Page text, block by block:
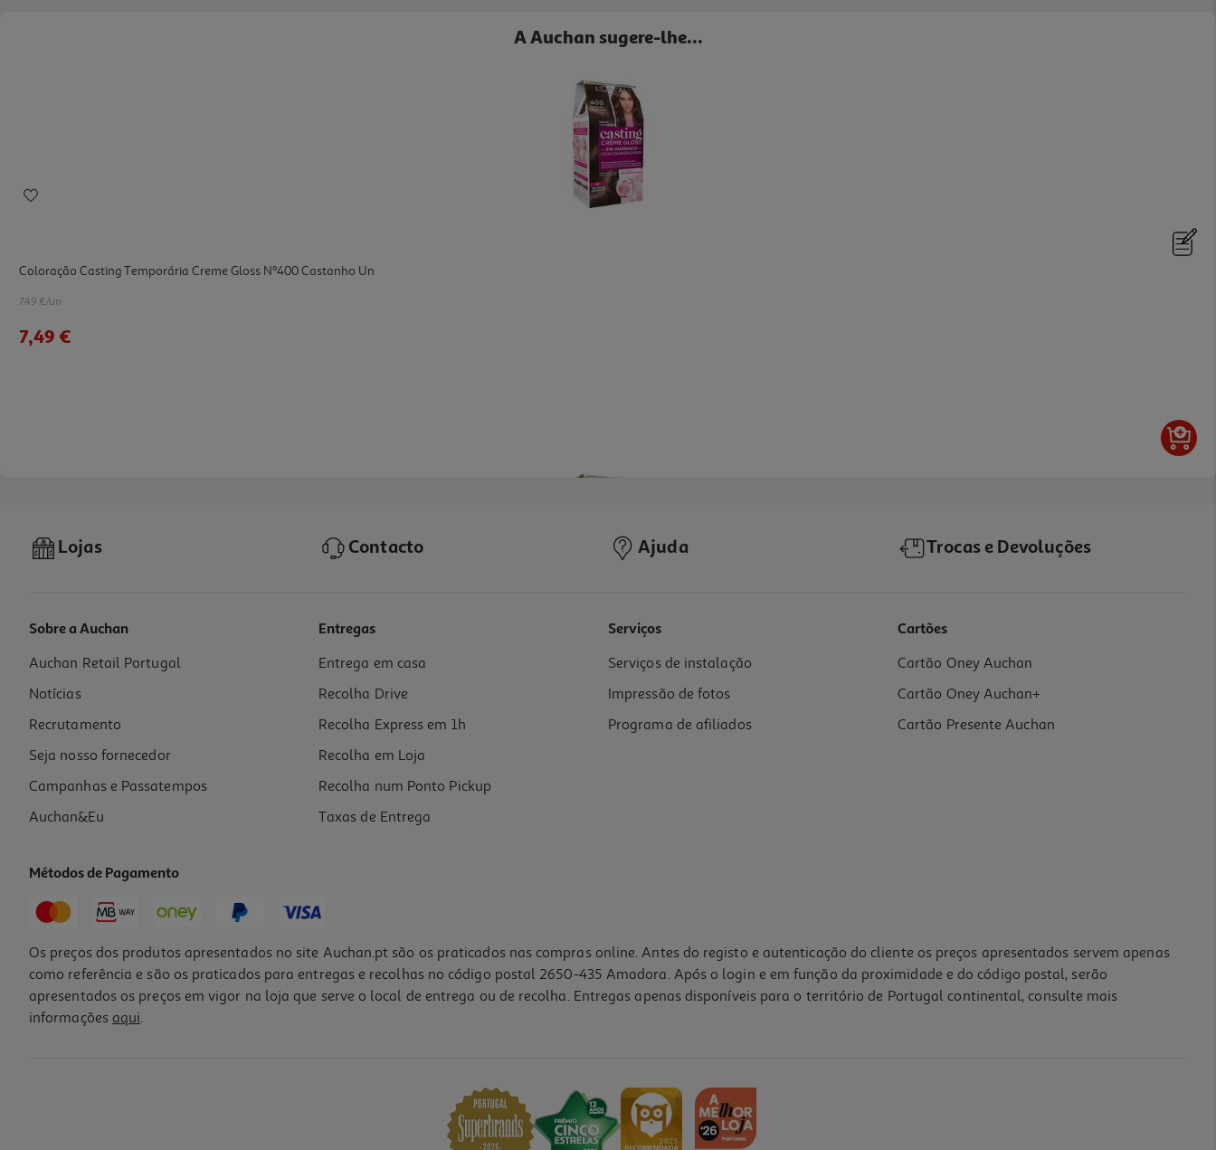
A Auchan sugere-lhe...
Coloração Casting Temporária Creme Gloss Nº400 Castanho Un
7.49 €/un
7,49 €
Coloração Casting Temporária Creme Gloss Nº316 Ameixa Un
7.49 €/un
7,49 €
Lojas Contacto Ajuda Trocas e Devoluções
Sobre a Auchan
Auchan Retail Portugal
Notícias
Recrutamento
Seja nosso fornecedor
Campanhas e Passatempos
Auchan&Eu
Entregas
Entrega em casa
Recolha Drive
Recolha Express em 1h
Recolha em Loja
Recolha num Ponto Pickup
Taxas de Entrega
Serviços
Serviços de instalação
Impressão de fotos
Programa de afiliados
Cartões
Cartão Oney Auchan
Cartão Oney Auchan+
Cartão Presente Auchan
Métodos de Pagamento
Os preços dos produtos apresentados no site Auchan.pt são os praticados nas compras online. Antes do registo e autenticação do cliente os preços apresentados servem apenas
como referência e são os praticados para entregas e recolhas no código postal 2650-435 Amadora. Após o login e em função da proximidade e do código postal, serão
apresentados os preços em vigor na loja que serve o local de entrega ou de recolha. Entregas apenas disponíveis para o território de Portugal continental, consulte mais
informações aqui.